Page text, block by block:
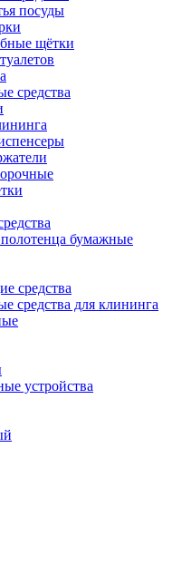
посуды
щётки
средства
полотенца бумажные
средства
средства для клининга
устройства